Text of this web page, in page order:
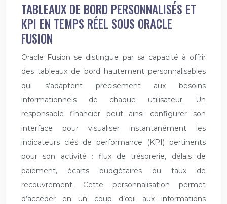
TABLEAUX DE BORD PERSONNALISÉS ET
KPI EN TEMPS RÉEL SOUS ORACLE
FUSION
Oracle Fusion se distingue par sa capacité à offrir
des tableaux de bord hautement personnalisables
qui s’adaptent précisément aux besoins
informationnels de chaque utilisateur. Un
responsable financier peut ainsi configurer son
interface pour visualiser instantanément les
indicateurs clés de performance (KPI) pertinents
pour son activité : flux de trésorerie, délais de
paiement, écarts budgétaires ou taux de
recouvrement. Cette personnalisation permet
d’accéder en un coup d’œil aux informations